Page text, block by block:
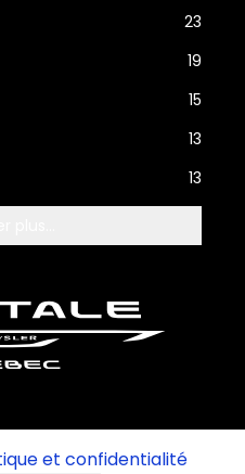
23
19
15
13
13
et confidentialité